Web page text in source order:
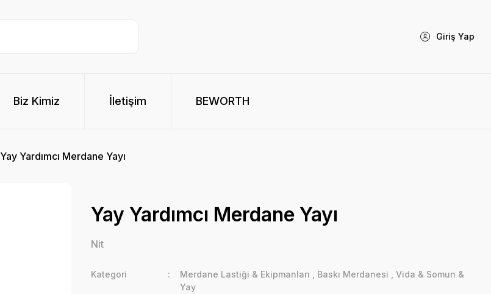
Giriş Yap
Biz Kimiz İletişim BEWORTH
Yay Yardımcı Merdane Yayı
Yay Yardımcı Merdane Yayı
Nit
Kategori Merdane Lastiği & Ekipmanları Baskı Merdanesi
Vida & Somun &
Yay